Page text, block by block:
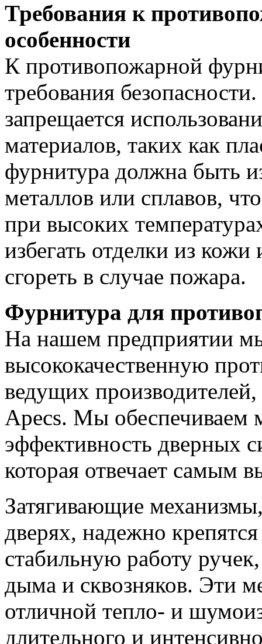
Требования к
особенности
К противопожарной
требования
запрещается
материалов, таких как
фурнитура должна быть
металлов или сплавов,
при высоких
избегать отделки из
сгореть в случае пожара.
Фурнитура для
На нашем предприятии
высококачественную
ведущих
Apecs. Мы обеспечиваем
эффективность дверных
которая отвечает самым
Затягивающие
дверях, надежно
стабильную работу
дыма и сквозняков. Эти
отличной тепло- и
длительного и